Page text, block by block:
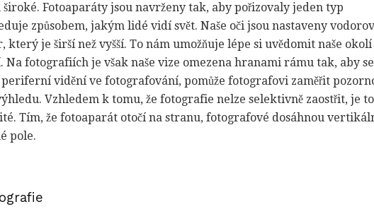
Fotoaparáty jsou navrženy tak, aby pořizovaly jeden typ
způsobem, jakým lidé vidí svět. Naše oči jsou nastaveny
je širší než vyšší. To nám umožňuje lépe si uvědomit naše okolí
fotografiích je však naše vize omezena hranami rámu tak, aby se
vidění ve fotografování, pomůže fotografovi zaměřit
Vzhledem k tomu, že fotografie nelze selektivně zaostřit, je
Tím, že fotoaparát otočí na stranu, fotografové dosáhnou
pole.